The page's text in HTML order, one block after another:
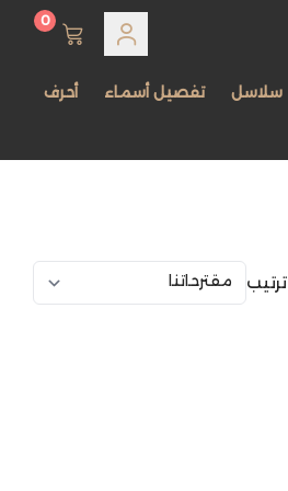
0
سلاسل تفصيل أسماء أحرف
ترتيب